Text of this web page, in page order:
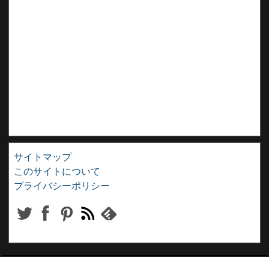
サイトマップ
このサイトについて
プライバシーポリシー